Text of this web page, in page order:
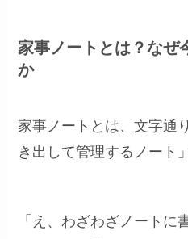
家事ノートとは？なぜ
か
家事ノートとは、文字通
き出して管理するノート
「え、わざわざノートに